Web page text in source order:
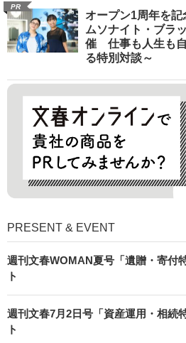
PR
オープン1周年を
ムソナイト・ブラ
催 仕事も人生も
る特別対談～
PRESENT & EVENT
週刊文春WOMAN夏号「遺贈・寄付
ト
週刊文春7月2日号「資産運用・相続
ト